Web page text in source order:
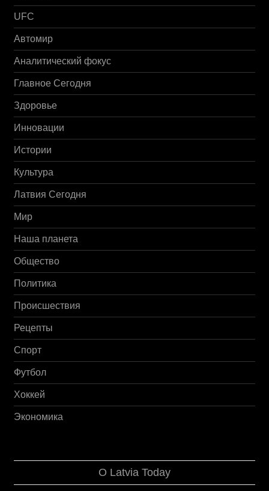
UFC
Автомир
Аналитический фокус
Главное Сегодня
Здоровье
Инновации
Истории
Культура
Латвия Сегодня
Мир
Наша планета
Общество
Политика
Происшествия
Рецепты
Спорт
Футбол
Хоккей
Экономика
О Latvia Today